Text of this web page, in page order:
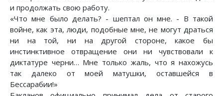
и продолжать свою работу.
«Что мне было делать? - шептал он мне. - В такой
войне, как эта, люди, подобные мне, не могут драться
ни на той, ни на другой стороне, какое бы
инстинктивное отвращение они ни чувствовали к
диктатуре черни… Мне только жаль, что я нахожусь
так далеко от моей матушки, оставшейся в
Бессарабии!»